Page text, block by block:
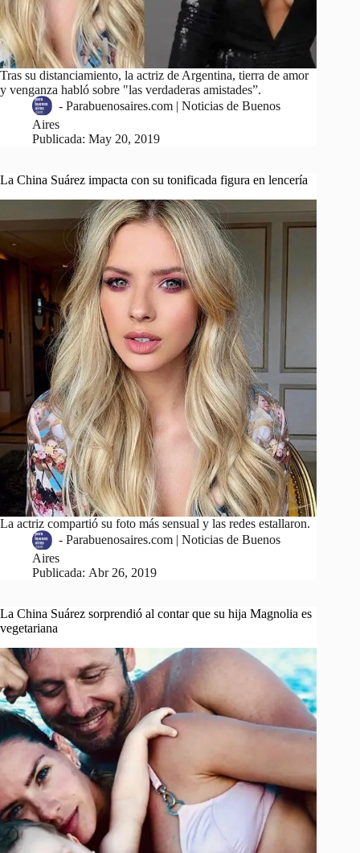
Tras su distanciamiento, la actriz de Argentina, tierra de amor
y venganza habló sobre "las verdaderas amistades”.
- Parabuenosaires.com | Noticias de Buenos
Aires
Publicada: May 20, 2019
La China Suárez impacta con su tonificada figura en lencería
La actriz compartió su foto más sensual y las redes estallaron.
- Parabuenosaires.com | Noticias de Buenos
Aires
Publicada: Abr 26, 2019
La China Suárez sorprendió al contar que su hija Magnolia es
vegetariana